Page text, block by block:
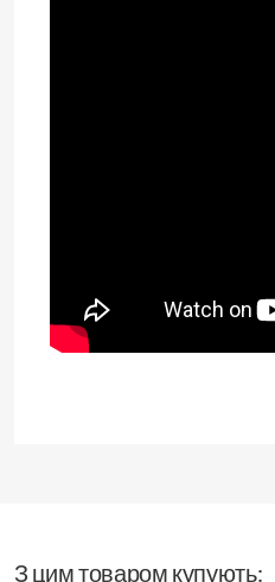
З цим товаром купують: